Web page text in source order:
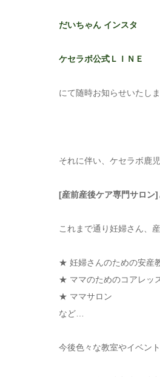
だいちゃん インスタ
ケセラボ公式ＬＩＮＥ
にて随時お知らせいたしま
それに伴い、ケセラボ鹿
[産前産後ケア専門サロン]
これまで通り妊婦さん、
★ 妊婦さんのための安産
★ ママのためのコアレッ
★ ママサロン
など…
今後色々な教室やイベン